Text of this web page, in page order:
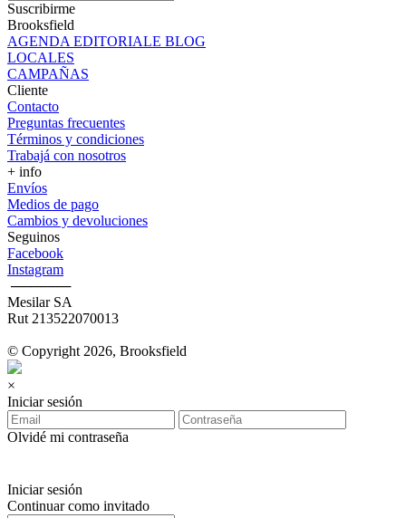
Suscribirme
Brooksfield
AGENDA EDITORIALE BLOG
LOCALES
CAMPAÑAS
Cliente
Contacto
Preguntas frecuentes
Términos y condiciones
Trabajá con nosotros
+ info
Envíos
Medios de pago
Cambios y devoluciones
Seguinos
Facebook
Instagram
‎ ──────
Mesilar SA
Rut 213522070013
© Copyright 2026, Brooksfield
×
Iniciar sesión
Olvidé mi contraseña
Iniciar sesión
Continuar como invitado